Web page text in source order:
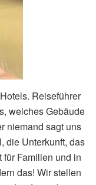
Reiseführer
welches Gebäude
niemand sagt uns
die Unterkunft, das
Familien und in
das! Wir stellen